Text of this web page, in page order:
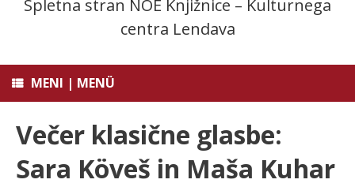
Spletna stran NOE Knjižnice – Kulturnega
centra Lendava
MENI | MENÜ
Večer klasične glasbe:
Sara Köveš in Maša Kuhar